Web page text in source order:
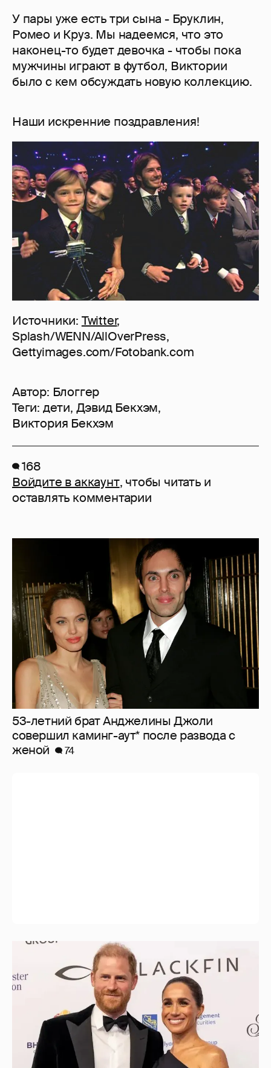
У пары уже есть три сына - Бруклин,
Ромео и Круз. Мы надеемся, что это
наконец-то будет девочка - чтобы пока
мужчины играют в футбол, Виктории
было с кем обсуждать новую коллекцию.
Наши искренние поздравления!
Источники: Twitter,
Splash/WENN/AllOverPress,
Gettyimages.com/Fotobank.com
Автор: Блоггер
Теги: дети, Дэвид Бекхэм,
Виктория Бекхэм
168
Войдите в аккаунт, чтобы читать и
оставлять комментарии
53-летний брат Анджелины Джоли
совершил каминг-аут* после развода с
женой
74
Меган Маркл и принц Гарри вышли в свет
в Канаде